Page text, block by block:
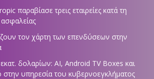
παραβίασε τρεις εταιρείες κατά τη
τον χάρτη των επενδύσεων στην
δολαρίων: AI, Android TV Boxes και
στην υπηρεσία του κυβερνοεγκλήματος